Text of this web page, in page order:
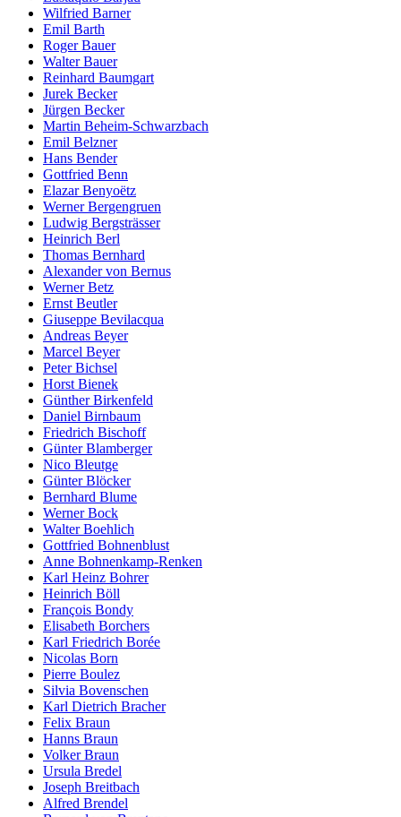
Wilfried Barner
Emil Barth
Roger Bauer
Walter Bauer
Reinhard Baumgart
Jurek Becker
Jürgen Becker
Martin Beheim-Schwarzbach
Emil Belzner
Hans Bender
Gottfried Benn
Elazar Benyoëtz
Werner Bergengruen
Ludwig Bergsträsser
Heinrich Berl
Thomas Bernhard
Alexander von Bernus
Werner Betz
Ernst Beutler
Giuseppe Bevilacqua
Andreas Beyer
Marcel Beyer
Peter Bichsel
Horst Bienek
Günther Birkenfeld
Daniel Birnbaum
Friedrich Bischoff
Günter Blamberger
Nico Bleutge
Günter Blöcker
Bernhard Blume
Werner Bock
Walter Boehlich
Gottfried Bohnenblust
Anne Bohnenkamp-Renken
Karl Heinz Bohrer
Heinrich Böll
François Bondy
Elisabeth Borchers
Karl Friedrich Borée
Nicolas Born
Pierre Boulez
Silvia Bovenschen
Karl Dietrich Bracher
Felix Braun
Hanns Braun
Volker Braun
Ursula Bredel
Joseph Breitbach
Alfred Brendel